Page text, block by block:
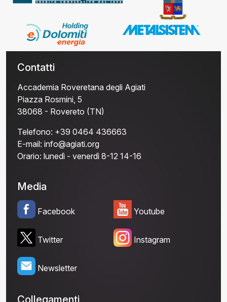
Contatti
Accademia Roveretana degli Agiati
Piazza Rosmini, 5
38068 - Rovereto (TN)
Telefono: +39 0464 436663
E-mail: info@agiati.org
Orario: lunedì - venerdì 8-12 14-16
Media
Facebook
Twitter
Newsletter
Youtube
Instagram
Collegamenti